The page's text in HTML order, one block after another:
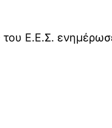
Ε.Ε.Σ.